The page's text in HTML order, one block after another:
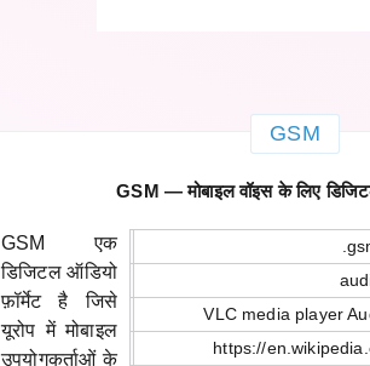
GSM
GSM — मोबाइल वॉइस के लिए
VLC media player
https://
GSM एक
डिजिटल ऑडियो
फ़ॉर्मेट है जिसे
यूरोप में मोबाइल
उपयोगकर्ताओं के